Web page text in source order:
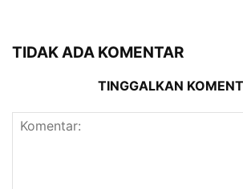
TIDAK ADA KOMENTAR
TINGGALKAN